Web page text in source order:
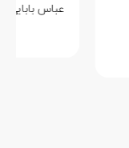
عباس بابایی